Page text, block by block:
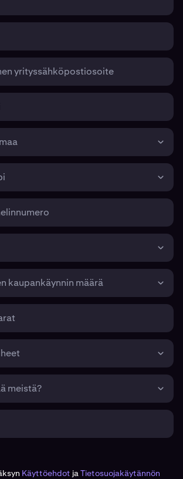
yrityssähköpostiosoite
kaupankäynnin määrä
meistä?
Käyttöehdot jaTietosuojakäytännön